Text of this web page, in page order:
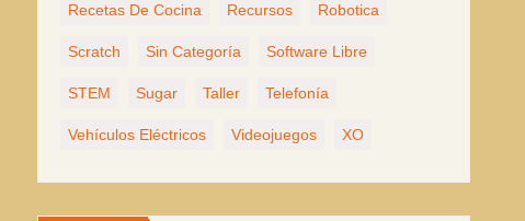
Recetas De Cocina Recursos Robotica
Scratch Sin Categoría Software Libre
STEM Sugar Taller Telefonía
Vehículos Eléctricos Videojuegos XO